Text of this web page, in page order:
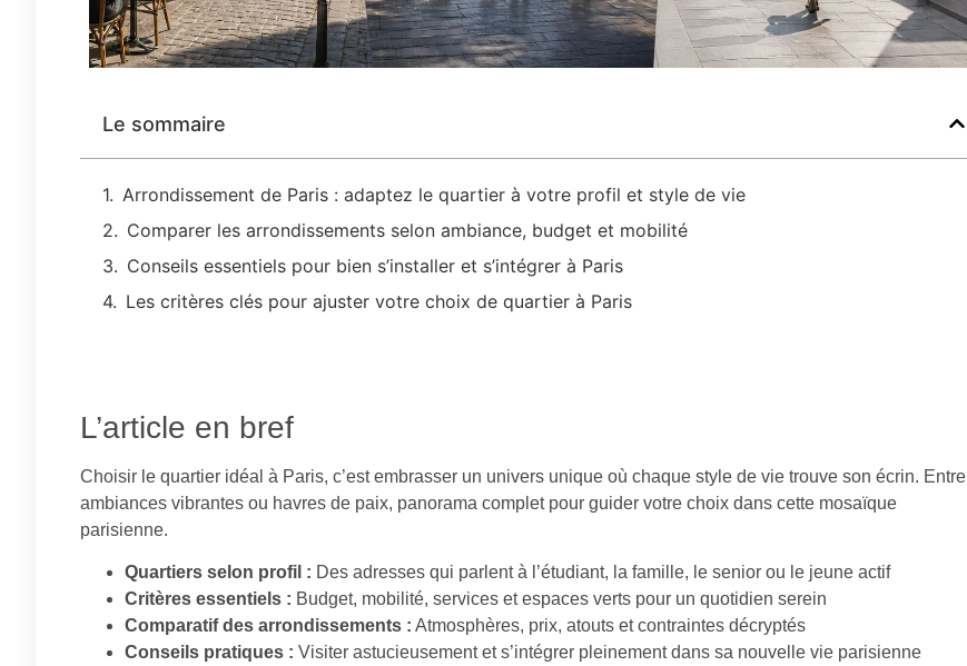
Le sommaire
Arrondissement de Paris : adaptez le quartier à votre profil et style de vie
Comparer les arrondissements selon ambiance, budget et mobilité
Conseils essentiels pour bien s’installer et s’intégrer à Paris
Les critères clés pour ajuster votre choix de quartier à Paris
L’article en bref
Choisir le quartier idéal à Paris, c’est embrasser un univers unique où chaque style de vie trouve son écrin. Entre
ambiances vibrantes ou havres de paix, panorama complet pour guider votre choix dans cette mosaïque
parisienne.
Quartiers selon profil : Des adresses qui parlent à l’étudiant, la famille, le senior ou le jeune actif
Critères essentiels : Budget, mobilité, services et espaces verts pour un quotidien serein
Comparatif des arrondissements : Atmosphères, prix, atouts et contraintes décryptés
Conseils pratiques : Visiter astucieusement et s’intégrer pleinement dans sa nouvelle vie parisienne